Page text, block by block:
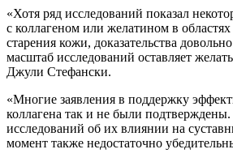
«Хотя ряд исследований показал
с коллагеном или желатином в областях
старения кожи, доказательства
масштаб исследований оставляет
Джули Стефански.
«Многие заявления в поддержку
коллагена так и не были
исследований об их влиянии на
момент также недостаточно